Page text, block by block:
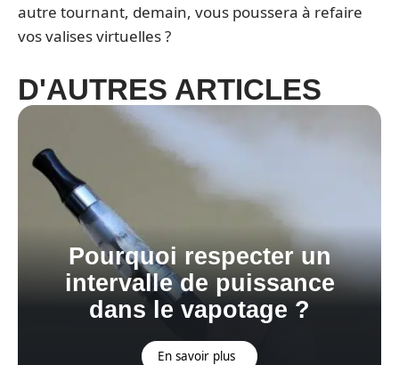
autre tournant, demain, vous poussera à refaire
vos valises virtuelles ?
D'AUTRES ARTICLES
Pourquoi respecter un
intervalle de puissance
dans le vapotage ?
En savoir plus